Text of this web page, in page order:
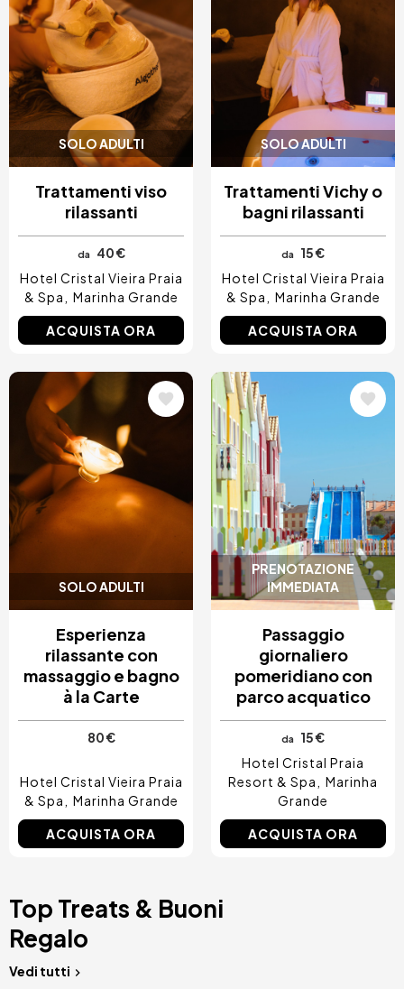
SOLO ADULTI
Trattamenti viso
rilassanti
da
40 €
Hotel Cristal Vieira Praia
& Spa
Marinha Grande
ACQUISTA ORA
SOLO ADULTI
Trattamenti Vichy o
bagni rilassanti
da
15 €
Hotel Cristal Vieira Praia
& Spa
Marinha Grande
ACQUISTA ORA
SOLO ADULTI
Immagine
Esperienza
rilassante con
massaggio e bagno
à la Carte
80 €
Hotel Cristal Vieira Praia
& Spa
Marinha Grande
ACQUISTA ORA
PRENOTAZIONE
IMMEDIATA
Immagine
Passaggio
giornaliero
pomeridiano con
parco acquatico
da
15 €
Hotel Cristal Praia
Resort & Spa
Marinha
Grande
ACQUISTA ORA
Top Treats & Buoni
Regalo
Vedi tutti